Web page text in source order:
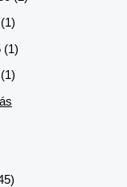
(1)
(1)
(1)